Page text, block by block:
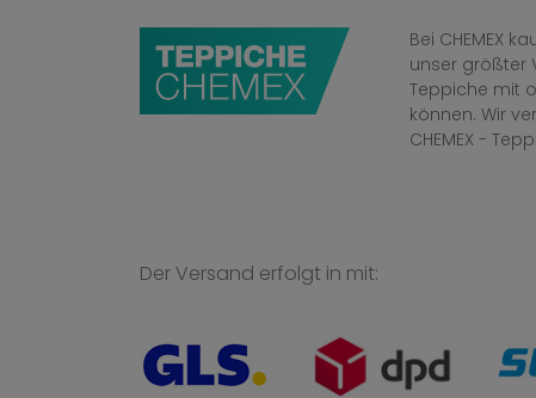
Bei CHEMEX
unser größter
Teppiche mit
können. Wir
CHEMEX -
Der Versand erfolgt in mit: